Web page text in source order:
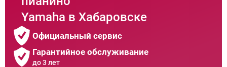
Yamaha в Хабаровске
Официальный сервис
Гарантийное обслуживание
до 3 лет